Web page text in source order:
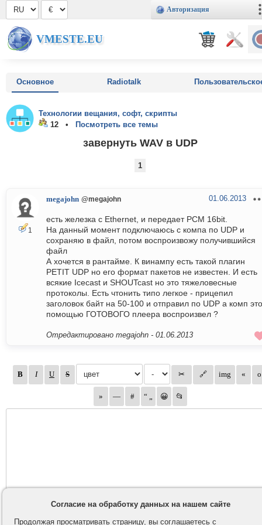
Авторизация
VMESTE.EU
Основное Radiotalk
Технологии вещания, софт, скрипты
12 •
Посмотреть все темы
завернуть WAV в UDP
1
1
megajohn @megajohn 01.06.2013
есть железка с Ethernet, и передает PCM 16bit.
На данный момент подключаюсь с компа по UDP и
сохраняю в файл, потом воспроизвожу получившийся
файл
А хочется в рантайме. К винампу есть такой плагин
PETIT UDP но его формат пакетов не известен. И есть
всякие Icecast и SHOUTcast но это тяжеловесные
протоколы. Есть чтонить типо легкое - прицепил
заголовок байт на 50-100 и отправил по UDP а комп
помощью ГОТОВОГО плеера воспроизвел ?
Отредактировано megajohn - 01.06.2013
Согласие на обработку данных на нашем сайте
Продолжая просматривать страницу, вы соглашаетесь с